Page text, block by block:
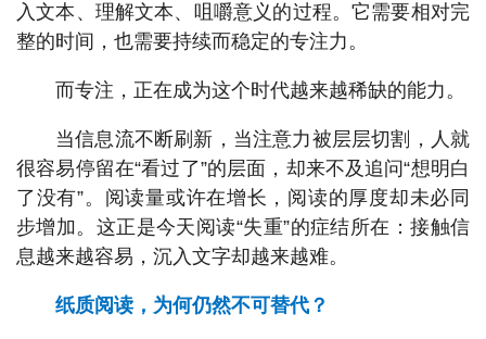
入文本、理解文本、咀嚼意义的过程。它需要相对完
整的时间，也需要持续而稳定的专注力。
而专注，正在成为这个时代越来越稀缺的能力。
当信息流不断刷新，当注意力被层层切割，人就
很容易停留在“看过了”的层面，却来不及追问“想明白
了没有”。阅读量或许在增长，阅读的厚度却未必同
步增加。这正是今天阅读“失重”的症结所在：接触信
息越来越容易，沉入文字却越来越难。
纸质阅读，为何仍然不可替代？